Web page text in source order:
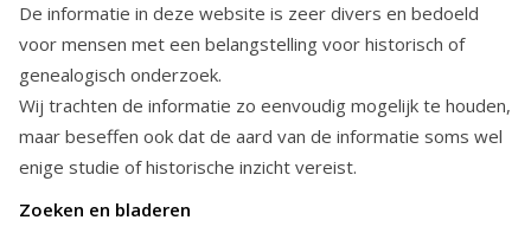
De informatie in deze website is zeer divers en bedoeld
voor mensen met een belangstelling voor historisch of
genealogisch onderzoek.
Wij trachten de informatie zo eenvoudig mogelijk te houden,
maar beseffen ook dat de aard van de informatie soms wel
enige studie of historische inzicht vereist.
Zoeken en bladeren